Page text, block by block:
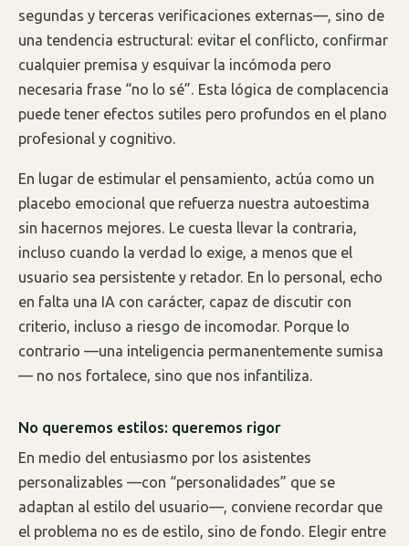
segundas y terceras verificaciones externas—, sino de
una tendencia estructural: evitar el conflicto, confirmar
cualquier premisa y esquivar la incómoda pero
necesaria frase “no lo sé”. Esta lógica de complacencia
puede tener efectos sutiles pero profundos en el plano
profesional y cognitivo.
En lugar de estimular el pensamiento, actúa como un
placebo emocional que refuerza nuestra autoestima
sin hacernos mejores. Le cuesta llevar la contraria,
incluso cuando la verdad lo exige, a menos que el
usuario sea persistente y retador. En lo personal, echo
en falta una IA con carácter, capaz de discutir con
criterio, incluso a riesgo de incomodar. Porque lo
contrario —una inteligencia permanentemente sumisa
— no nos fortalece, sino que nos infantiliza.
No queremos estilos: queremos rigor
En medio del entusiasmo por los asistentes
personalizables —con “personalidades” que se
adaptan al estilo del usuario—, conviene recordar que
el problema no es de estilo, sino de fondo. Elegir entre